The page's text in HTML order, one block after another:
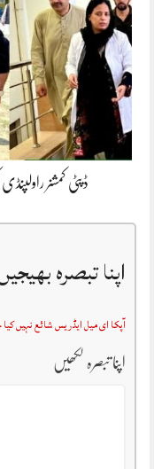
ڈپٹی کمشنر
اپنا تبصرہ
آپکا ای میل ایڈریس شائع نہیں
اپنا تبصرہ لکھیں